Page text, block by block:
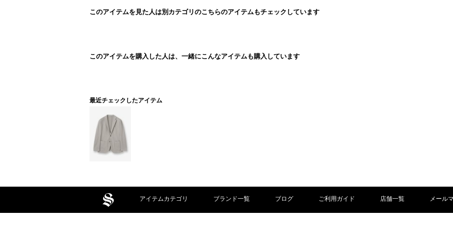
このアイテムを見た人は別カテゴリのこちらのアイテムもチェックしています
このアイテムを購入した人は、一緒にこんなアイテムも購入しています
最近チェックしたアイテム
アイテムカテゴリ ブランド一覧 ブログ ご利用ガイド 店舗一覧 メール